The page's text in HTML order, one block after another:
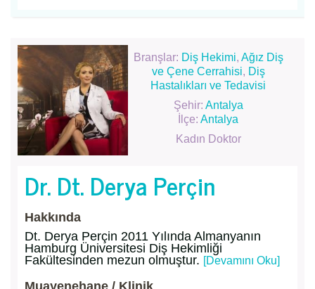
Branşlar: Diş Hekimi, Ağız Diş
ve Çene Cerrahisi, Diş
Hastalıkları ve Tedavisi
Şehir: Antalya
İlçe:Antalya
Kadın Doktor
Dr. Dt. Derya Perçin
Hakkında
Dt. Derya Perçin 2011 Yılında Almanyanın
Hamburg Üniversitesi Diş Hekimliği
Fakültesinden mezun olmuştur. [Devamını Oku]